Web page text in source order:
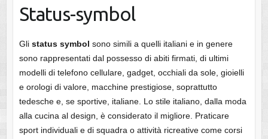
Status-symbol
Gli status symbol sono simili a quelli italiani e in genere
sono rappresentati dal possesso di abiti firmati, di ultimi
modelli di telefono cellulare, gadget, occhiali da sole, gioielli
e orologi di valore, macchine prestigiose, soprattutto
tedesche e, se sportive, italiane. Lo stile italiano, dalla moda
alla cucina al design, è considerato il migliore. Praticare
sport individuali e di squadra o attività ricreative come corsi